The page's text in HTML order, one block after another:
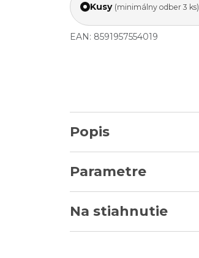
Kusy (minimálny odber 3 ks)
EAN: 8591957554019
Popis
Parametre
Na stiahnutie